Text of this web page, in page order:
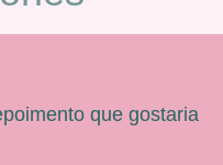
que gostaria